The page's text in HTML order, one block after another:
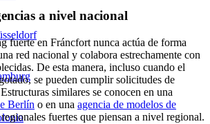
a nivel nacional
fuerte en Fráncfort nunca actúa de forma
red nacional y colabora estrechamente con
De esta manera, incluso cuando el
se pueden cumplir solicitudes de
similares se conocen en una
Berlín o en una agencia de modelos de
fuertes que piensan a nivel regional.